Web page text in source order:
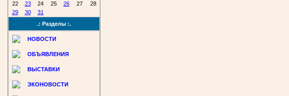
22
23 24 25 26 27
28
29
30
31
.: Разделы :.
НОВОСТИ
ОБЪЯВЛЕНИЯ
ВЫСТАВКИ
ЭКОНОВОСТИ